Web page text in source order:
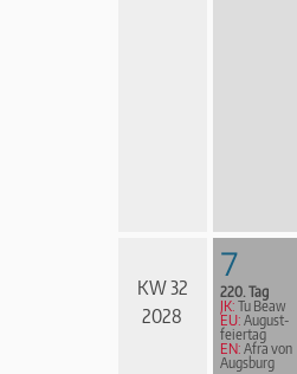
KW 32
2028
7
220. Tag
JK: Tu Beaw
EU: August­
fei­er­tag
EN: Afra von
Augsburg